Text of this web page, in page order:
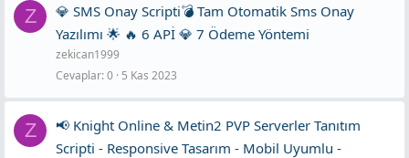
Z
💎 SMS Onay Scripti💣 Tam Otomatik Sms Onay
Yazılımı 🌟 🔥 6 APİ 💎 7 Ödeme Yöntemi
zekican1999
Cevaplar 0 5 Kas 2023
Z
📢 Knight Online & Metin2 PVP Serverler Tanıtım
Scripti - Responsive Tasarım - Mobil Uyumlu -